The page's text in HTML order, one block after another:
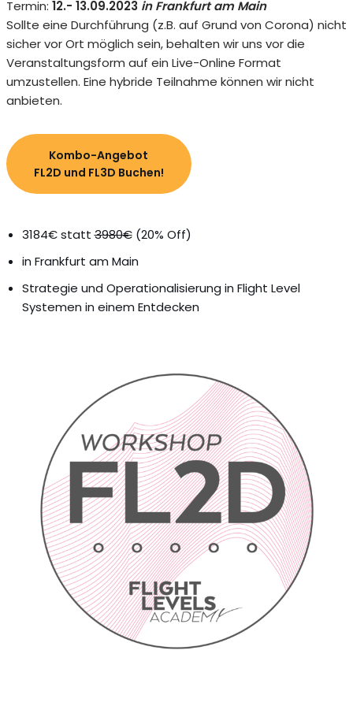
Termin: 12.- 13.09.2023 in Frankfurt am Main
Sollte eine Durchführung (z.B. auf Grund von Corona) nicht
sicher vor Ort möglich sein, behalten wir uns vor die
Veranstaltungsform auf ein Live-Online Format
umzustellen. Eine hybride Teilnahme können wir nicht
anbieten.
Kombo-Angebot
FL2D und FL3D Buchen!
3184€ statt3980€(20% Off)
in Frankfurt am Main
Strategie und Operationalisierung in Flight Level
Systemen in einem Entdecken